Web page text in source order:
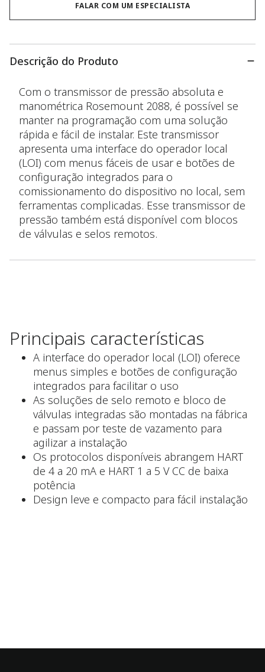
FALAR COM UM ESPECIALISTA
Descrição do Produto
Com o transmissor de pressão absoluta e
manométrica Rosemount 2088, é possível se
manter na programação com uma solução
rápida e fácil de instalar. Este transmissor
apresenta uma interface do operador local
(LOI) com menus fáceis de usar e botões de
configuração integrados para o
comissionamento do dispositivo no local, sem
ferramentas complicadas. Esse transmissor de
pressão também está disponível com blocos
de válvulas e selos remotos.
Principais características
A interface do operador local (LOI) oferece
menus simples e botões de configuração
integrados para facilitar o uso
As soluções de selo remoto e bloco de
válvulas integradas são montadas na fábrica
e passam por teste de vazamento para
agilizar a instalação
Os protocolos disponíveis abrangem HART
de 4 a 20 mA e HART 1 a 5 V CC de baixa
potência
Design leve e compacto para fácil instalação